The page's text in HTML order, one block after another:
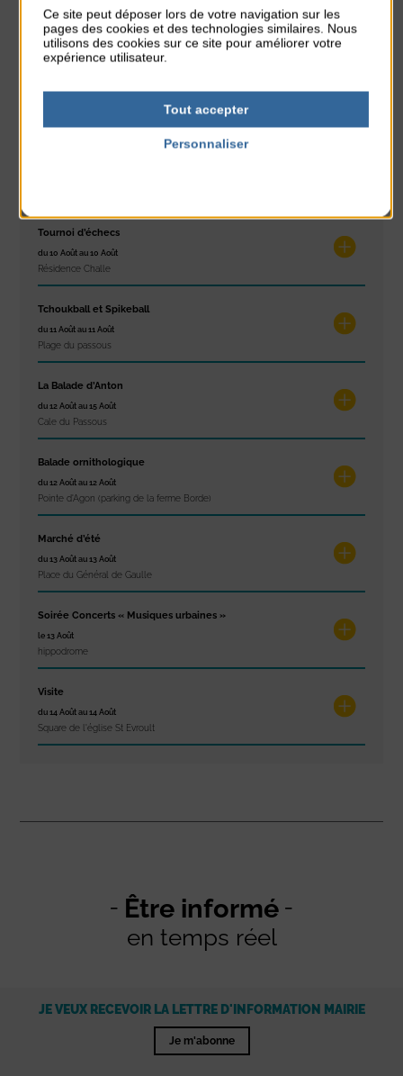
du 10 Août au 16 Août
Petit Office
Tournoi d’échecs
du 10 Août au 10 Août
Résidence Challe
Tchoukball et Spikeball
du 11 Août au 11 Août
Plage du passous
La Balade d’Anton
du 12 Août au 15 Août
Cale du Passous
Balade ornithologique
du 12 Août au 12 Août
Pointe d'Agon (parking de la ferme Borde)
Marché d’été
du 13 Août au 13 Août
Place du Général de Gaulle
Soirée Concerts « Musiques urbaines »
le 13 Août
hippodrome
Visite
du 14 Août au 14 Août
Square de l'église St Evroult
Être informé
en temps réel
JE VEUX RECEVOIR LA LETTRE D'INFORMATION MAIRIE
Je m'abonne
Ce site peut déposer lors de votre navigation sur les
pages des cookies et des technologies similaires. Nous
utilisons des cookies sur ce site pour améliorer votre
expérience utilisateur.
Tout accepter
Personnaliser